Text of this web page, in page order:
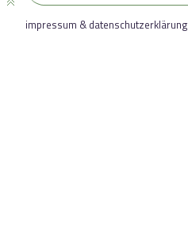
impressum & datenschutzerklärung